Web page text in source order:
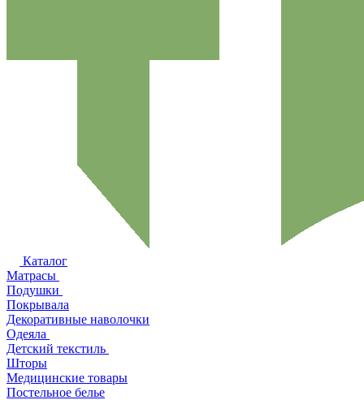
Каталог
Матрасы
Подушки
Покрывала
Декоративные наволочки
Одеяла
Детский текстиль
Шторы
Медицинские товары
Постельное белье